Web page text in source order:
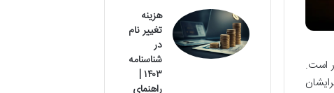
است.
هزینه
تغییر نام
در
شناسنامه
۱۴۰۳ |
راهنمای